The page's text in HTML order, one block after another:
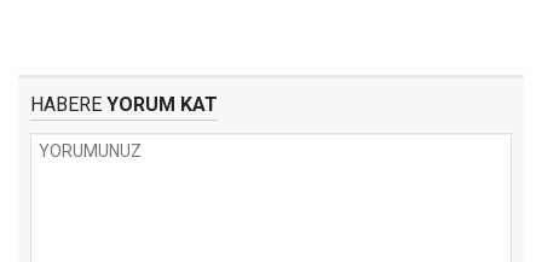
HABERE YORUM KAT